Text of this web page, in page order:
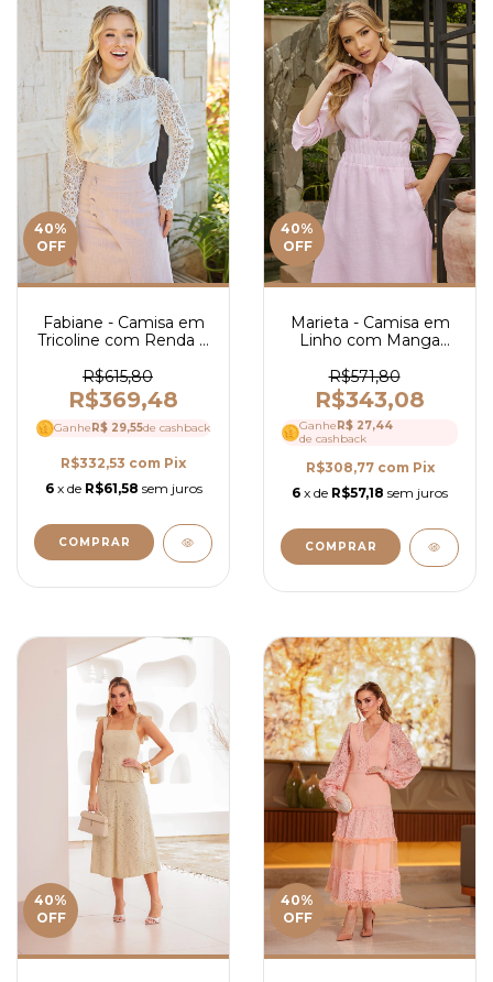
40%
OFF
Fabiane - Camisa em
Tricoline com Renda e
R$615,80
R$369,48
Ganhe R$ 29,55de cashback
R$332,53 com Pix
6 x de R$61,58 sem juros
COMPRAR
40%
OFF
Marieta - Camisa em
Linho com Manga
R$571,80
R$343,08
Ganhe R$ 27,44
de cashback
R$308,77 com Pix
6 x de R$57,18 sem juros
COMPRAR
40%
OFF
40%
OFF